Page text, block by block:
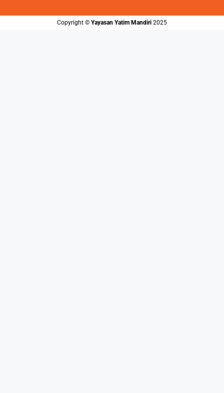
Copyright ©️ Yayasan Yatim Mandiri 2025